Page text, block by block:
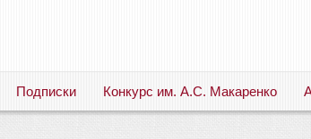
Подписки Конкурс им. А.С. Макаренко